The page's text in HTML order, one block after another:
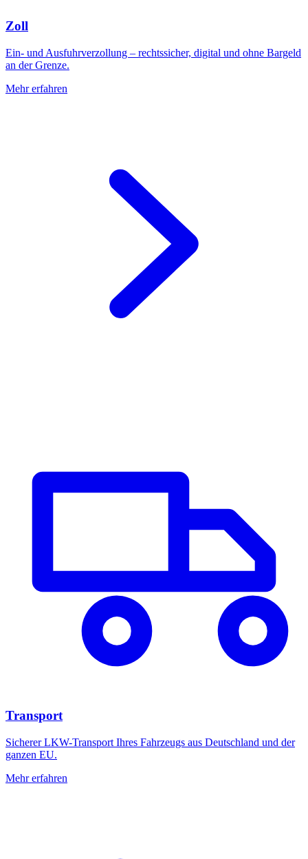
Zoll
Ein- und Ausfuhrverzollung – rechtssicher, digital und ohne Bargeld
an der Grenze.
Mehr erfahren
Transport
Sicherer LKW-Transport Ihres Fahrzeugs aus Deutschland und der
ganzen EU.
Mehr erfahren